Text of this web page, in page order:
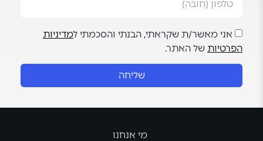
אני מאשר/ת שקראתי, הבנתי והסכמתי למדיניות
הפרטיות של האתר.
שליחה
מי אנחנו